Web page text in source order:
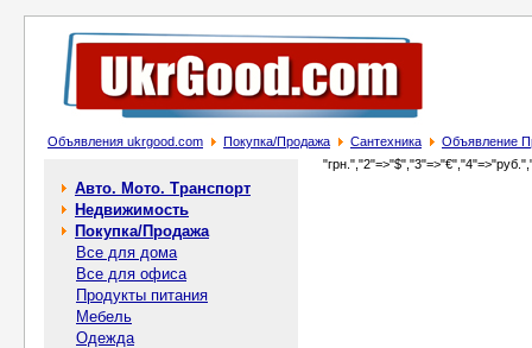
Объявления ukrgood.com Покупка/Продажа Сантехника Объявление
Авто. Мото. Транспорт
Недвижимость
Покупка/Продажа
Все для дома
Все для офиса
Продукты питания
Мебель
Одежда